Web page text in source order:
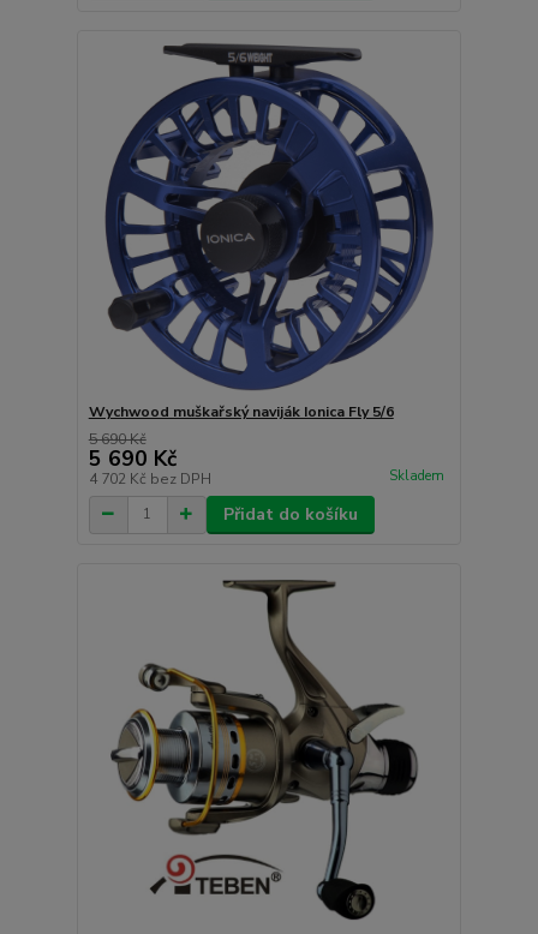
Wychwood muškařský naviják Ionica Fly 5/6
5 690 Kč
5 690 Kč
4 702 Kč bez DPH Skladem
Přidat do košíku